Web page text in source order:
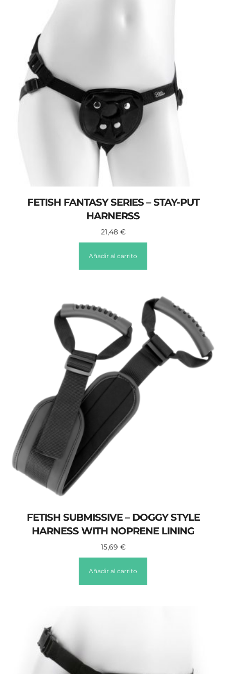
FETISH FANTASY SERIES – STAY-PUT
HARNERSS
21,48 €
Añadir al carrito
FETISH SUBMISSIVE – DOGGY STYLE
HARNESS WITH NOPRENE LINING
15,69 €
Añadir al carrito